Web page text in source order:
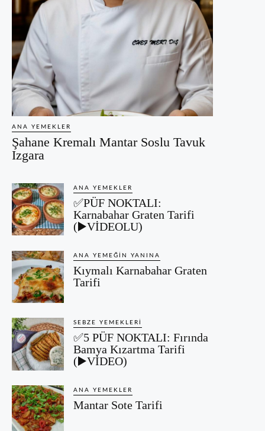
ANA YEMEKLER
Şahane Kremalı Mantar Soslu Tavuk
Izgara
ANA YEMEKLER
✅PÜF NOKTALI:
Karnabahar Graten Tarifi
(▶️VİDEOLU)
ANA YEMEĞIN YANINA
Kıymalı Karnabahar Graten
Tarifi
SEBZE YEMEKLERI
✅5 PÜF NOKTALI: Fırında
Bamya Kızartma Tarifi
(▶️VİDEO)
ANA YEMEKLER
Mantar Sote Tarifi